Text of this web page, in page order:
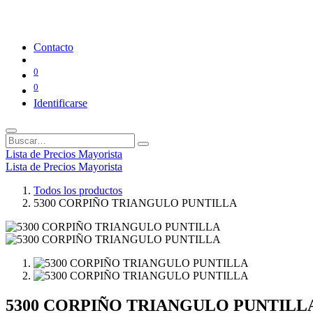
Contacto
0
0
Identificarse
Lista de Precios Mayorista
Lista de Precios Mayorista
Todos los productos
5300 CORPIÑO TRIANGULO PUNTILLA
5300 CORPIÑO TRIANGULO